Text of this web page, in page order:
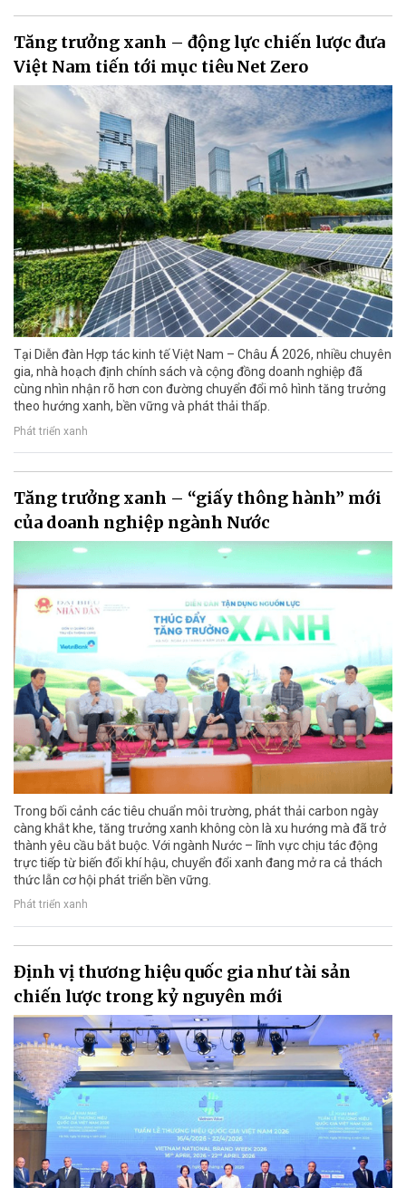
Tăng trưởng xanh – động lực chiến lược đưa
Việt Nam tiến tới mục tiêu Net Zero
Tại Diễn đàn Hợp tác kinh tế Việt Nam – Châu Á 2026, nhiều chuyên
gia, nhà hoạch định chính sách và cộng đồng doanh nghiệp đã
cùng nhìn nhận rõ hơn con đường chuyển đổi mô hình tăng trưởng
theo hướng xanh, bền vững và phát thải thấp.
Phát triển xanh
Tăng trưởng xanh – “giấy thông hành” mới
của doanh nghiệp ngành Nước
Trong bối cảnh các tiêu chuẩn môi trường, phát thải carbon ngày
càng khắt khe, tăng trưởng xanh không còn là xu hướng mà đã trở
thành yêu cầu bắt buộc. Với ngành Nước – lĩnh vực chịu tác động
trực tiếp từ biến đổi khí hậu, chuyển đổi xanh đang mở ra cả thách
thức lẫn cơ hội phát triển bền vững.
Phát triển xanh
Định vị thương hiệu quốc gia như tài sản
chiến lược trong kỷ nguyên mới